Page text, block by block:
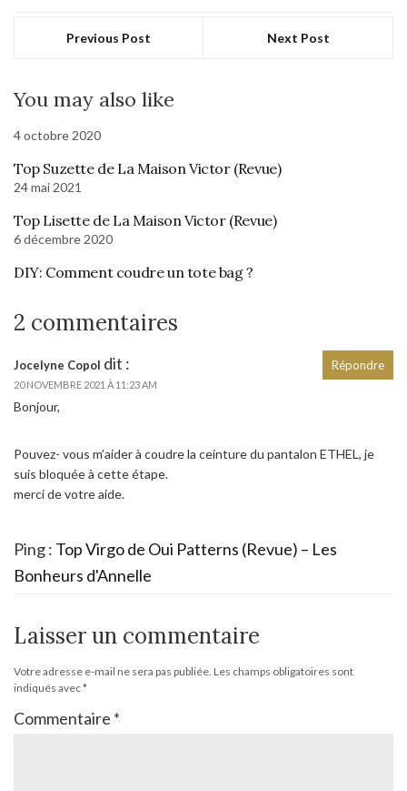
Previous Post Next Post
You may also like
4 octobre 2020
Top Suzette de La Maison Victor (Revue)
24 mai 2021
Top Lisette de La Maison Victor (Revue)
6 décembre 2020
DIY: Comment coudre un tote bag ?
2 commentaires
Jocelyne Copol dit :
20 NOVEMBRE 2021 À 11:23 AM
Bonjour,
Pouvez- vous m’aider à coudre la ceinture du pantalon ETHEL, je
suis bloquée à cette étape.
merci de votre aide.
Répondre
Ping : Top Virgo de Oui Patterns (Revue) – Les
Bonheurs d'Annelle
Laisser un commentaire
Votre adresse e-mail ne sera pas publiée. Les champs obligatoires sont
indiqués avec*
Commentaire *